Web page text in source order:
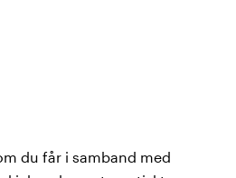
du får i samband med